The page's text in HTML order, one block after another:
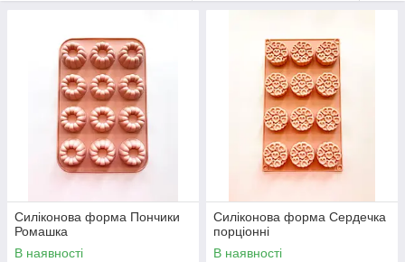
Силіконова форма Пончики
Ромашка
В наявності
Силіконова форма Сердечка
порціонні
В наявності